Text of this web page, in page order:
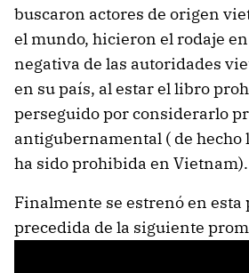
buscaron actores de origen
el mundo, hicieron el rodaje
negativa de las autoridades
en su país, al estar el libro
perseguido por considerarlo
antigubernamental ( de hecho
ha sido prohibida en Vietnam).
Finalmente se estrenó en
precedida de la siguiente